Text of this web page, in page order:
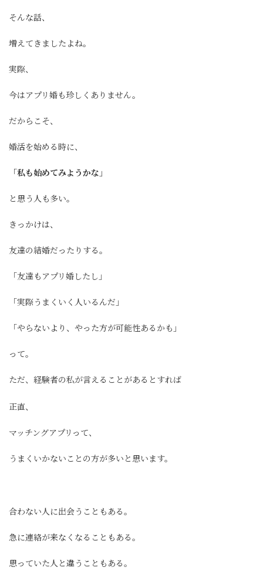
そんな話、
増えてきましたよね。
実際、
今はアプリ婚も珍しくありません。
だからこそ、
婚活を始める時に、
「私も始めてみようかな」
と思う人も多い。
きっかけは、
友達の結婚だったりする。
「友達もアプリ婚したし」
「実際うまくいく人いるんだ」
「やらないより、やった方が可能性あるかも」
って。
ただ、経験者の私が言えることがあるとすれば
正直、
マッチングアプリって、
うまくいかないことの方が多いと思います。
合わない人に出会うこともある。
急に連絡が来なくなることもある。
思っていた人と違うこともある。